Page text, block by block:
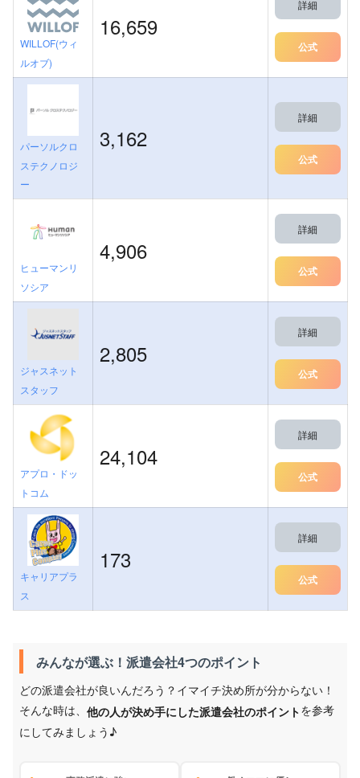
WILLOF(ウィ
ルオブ)
16,659
詳細
公式
パーソルクロ
ステクノロジ
ー
3,162
詳細
公式
ヒューマンリ
ソシア
4,906
詳細
公式
ジャスネット
スタッフ
2,805
詳細
公式
アプロ・ドッ
トコム
24,104
詳細
公式
キャリアプラ
ス
173
詳細
公式
みんなが選ぶ！派遣会社4つのポイント
どの派遣会社が良いんだろう？イマイチ決め所が分からない！
そんな時は、 他の人が決め手にした派遣会社のポイントを参考
にしてみましょう♪